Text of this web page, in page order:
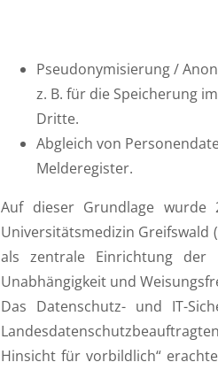
Pseudonymisierung /
z. B. für die Speicherung
Dritte.
Abgleich von
Melderegister.
Auf dieser Grundlage wurde
Universitätsmedizin Greifswald
als zentrale Einrichtung
Unabhängigkeit und
Das Datenschutz- und IT-
Hinsicht für vorbildlich“